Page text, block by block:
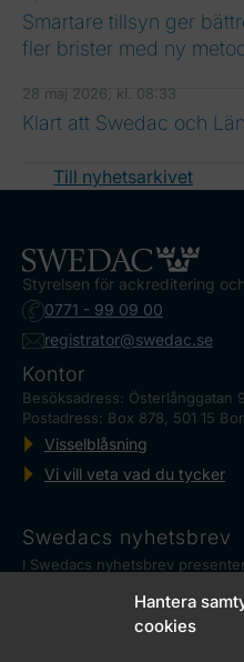
Hantera
cookies
Smartare tillsyn ger
fler brister med ny
28 maj 2026, kl. 08:33
Klart att Swedac och
Till nyhetsarkivet
Styrelsen för ackreditering
0771 - 99 09 00
registrator@swedac.se
Kontor
Besöksadress: Österlånggatan
Postadress: Box 878, 501 15
Visselblåsning
Vi vill veta vad du tycker
Swedacs nyhetsbrev
I Swedacs nyhetsbrev
Marknadskontrollrådet